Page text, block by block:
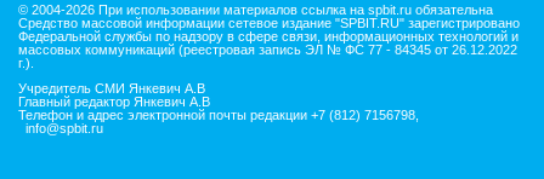
© 2004-2026 При использовании материалов ссылка на spbit.ru обязательна
Средство массовой информации сетевое издание "SPBIT.RU" зарегистрировано
Федеральной службы по надзору в сфере связи, информационных технологий и
массовых коммуникаций (реестровая запись ЭЛ № ФС 77 - 84345 от 26.12.2022
г.).
Учредитель СМИ Янкевич А.В
Главный редактор Янкевич А.В
Телефон и адрес электронной почты редакции +7 (812) 7156798,
info@spbit.ru